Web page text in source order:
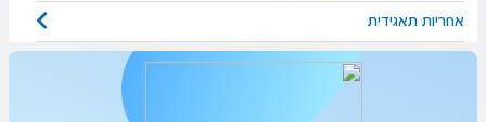
אחריות תאגידית